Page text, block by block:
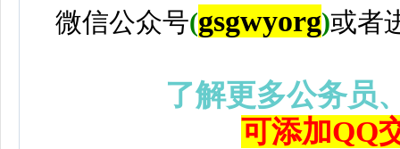
微信公众号(gsgwyorg)或者
了解更多公务员
可添加QQ